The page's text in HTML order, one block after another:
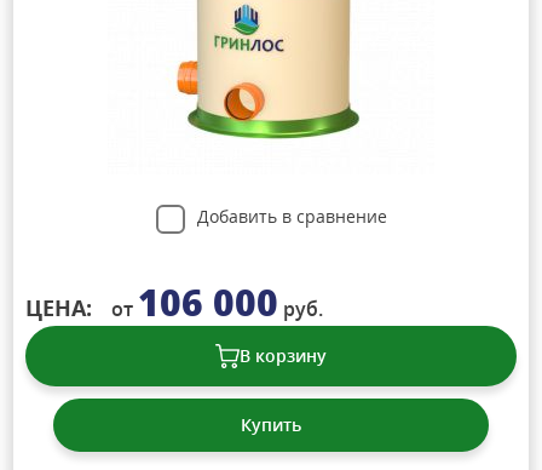
Добавить в сравнение
ЦЕНА: от 106 000 руб.
В корзину
Купить